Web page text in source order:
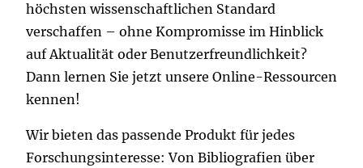
höchsten wissenschaftlichen Standard
verschaffen – ohne Kompromisse im Hinblick
auf Aktualität oder Benutzerfreundlichkeit?
Dann lernen Sie jetzt unsere Online-Ressourcen
kennen!
Wir bieten das passende Produkt für jedes
Forschungsinteresse: Von Bibliografien über